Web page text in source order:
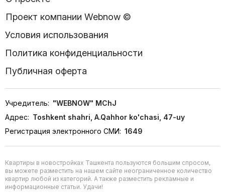
Проект компании Webnow ©
Условия использования
Политика конфиденциальности
Публичная оферта
Учредитель: "WEBNOW" MChJ
Адрес: Toshkent shahri, A.Qahhor ko'chasi, 47-uy
Регистрация электронного СМИ: 1649
Квартиры в новостройках Ташкента пользуются большим спросом,
вы можете разместить на нашем сайте неограниченное количество
квартир любой из категорий. А также разместить рекламные и
информационные статьи. Удачи!